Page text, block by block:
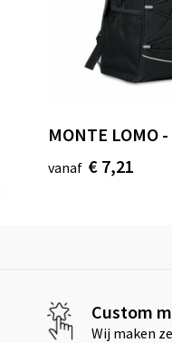
MONTE LOMO
vanaf € 7,21
Custom
Wij maken